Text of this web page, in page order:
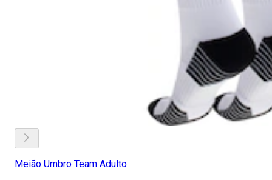
Meião Umbro Team Adulto